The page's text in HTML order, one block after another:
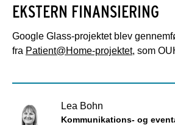
EKSTERN FINANSIERING
Google Glass-projektet blev
fra Patient@Home-projektet, som
Lea Bohn
Kommunikations- og